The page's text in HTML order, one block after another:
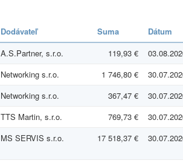
Dodávateľ Suma Dátum
A.S.Partner, s.r.o. 119,93 €
Networking s.r.o. 1 746,80 €
Networking s.r.o. 367,47 €
TTS Martin, s.r.o. 769,73 €
MS SERVIS s.r.o. 17 518,37 €